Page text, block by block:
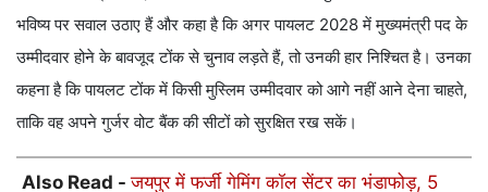
भविष्य पर सवाल उठाए हैं और कहा है कि अगर पायलट 2028 में मुख्यमंत्री पद के
उम्मीदवार होने के बावजूद टोंक से चुनाव लड़ते हैं, तो उनकी हार निश्चित है। उनका
कहना है कि पायलट टोंक में किसी मुस्लिम उम्मीदवार को आगे नहीं आने देना चाहते,
ताकि वह अपने गुर्जर वोट बैंक की सीटों को सुरक्षित रख सकें।
Also Read -जयपुर में फर्जी गेमिंग कॉल सेंटर का भंडाफोड़, 5